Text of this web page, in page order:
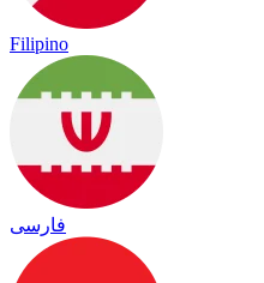
Filipino
فارسی